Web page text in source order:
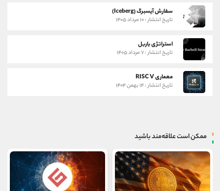
سفارش آیسبرگ (Iceberg)
تاریخ انتشار : ۱۰ مرداد ۱۴۰۵
استراتژی باربل
تاریخ انتشار : ۷ مرداد ۱۴۰۵
معماری RISC V
تاریخ انتشار : ۱۴ بهمن ۱۴۰۴
ممکن است علاقه‌مند باشید